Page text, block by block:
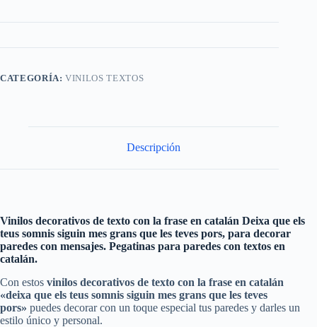
CATEGORÍA:VINILOS TEXTOS
Descripción
Vinilos decorativos de texto con la frase en catalán Deixa que els
teus somnis siguin mes grans que les teves pors, para decorar
paredes con mensajes. Pegatinas para paredes con textos en
catalán.
Con estos vinilos decorativos de texto con la frase en catalán
«deixa que els teus somnis siguin mes grans que les teves
pors» puedes decorar con un toque especial tus paredes y darles un
estilo único y personal.